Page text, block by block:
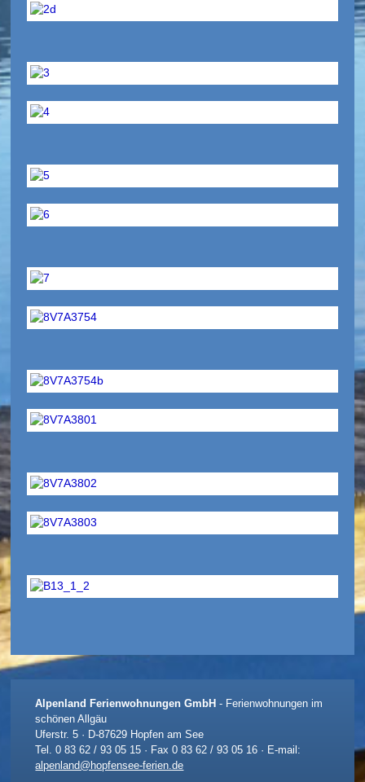
Alpenland Ferienwohnungen GmbH - Ferienwohnungen im
schönen Allgäu
Uferstr. 5 · D-87629 Hopfen am See
Tel. 0 83 62 / 93 05 15 · Fax 0 83 62 / 93 05 16 · E-mail:
alpenland@hopfensee-ferien.de